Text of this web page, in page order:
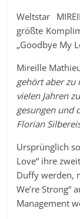
Weltstar
größte
„Goodbye My
Mireille
gehört aber zu
vielen Jahren
gesungen und
Florian
Ursprünglich
Love“ ihre
Duffy werden,
We’re Strong“
Management